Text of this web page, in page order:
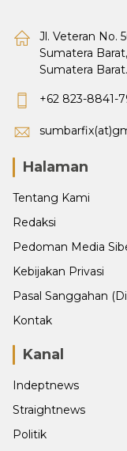
Jl. Veteran No.
Sumatera
Sumatera Barat.
+62 823-8841-
Halaman
Tentang Kami
Redaksi
Pedoman Media
Kebijakan Privasi
Pasal Sanggahan
Kontak
Kanal
Indeptnews
Straightnews
Politik